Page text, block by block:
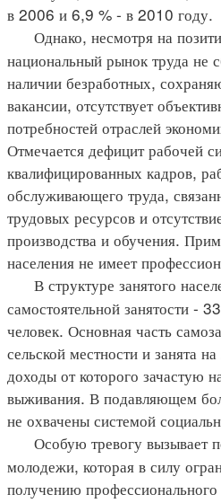
в 2006 и 6,9 % - в 2010 году.
Однако, несмотря на
национальный рынок труда не
наличии безработных,
вакансии, отсутствует
потребностей отраслей
Отмечается дефицит рабочей
квалифицированных кадров,
обслуживающего труда,
трудовых ресурсов и
производства и обучения.
населения не имеет
В структуре занятого
самостоятельной занятости -
человек. Основная часть
сельской местности и занята
доходы от которого зачастую
выживания. В подавляющем
не охвачены системой
Особую тревогу вызывает
молодежи, которая в силу
получению